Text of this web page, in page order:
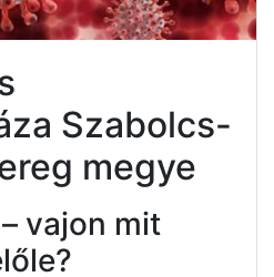
Szabolcs-
megye
vajon mit